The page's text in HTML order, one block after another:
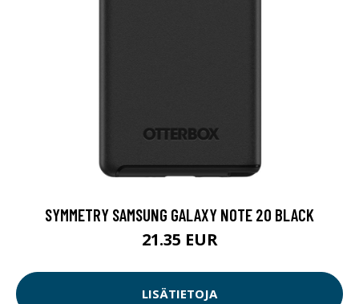
SYMMETRY SAMSUNG GALAXY NOTE 20 BLACK
21.35 EUR
LISÄTIETOJA